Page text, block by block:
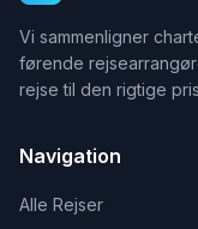
Vi sammenligner
førende
rejse til den rigtige
Navigation
Alle Rejser